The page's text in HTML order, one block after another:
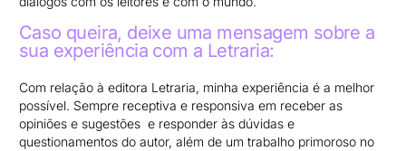
Caso queira, deixe uma mensagem sobre a
sua experiência com a Letraria:
Com relação à editora Letraria, minha experiência é a melhor
possível. Sempre receptiva e responsiva em receber as
opiniões e sugestões e responder às dúvidas e
questionamentos do autor, além de um trabalho primoroso no